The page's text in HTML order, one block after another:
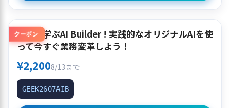
クーポン
作って学ぶAI Builder ! 実践的なオリジナルAIを使
って今すぐ業務変革しよう！
¥2,2008/13まで
GEEK2607AIB